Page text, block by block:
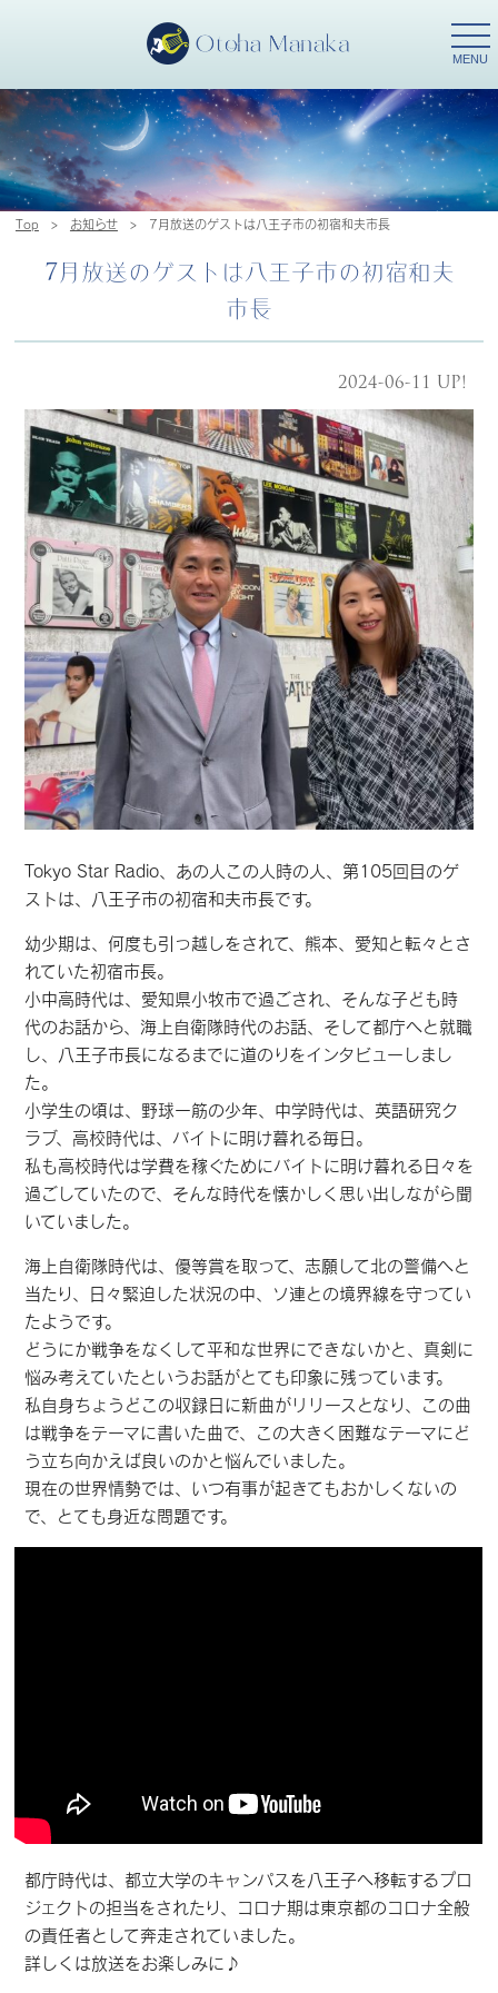
MENU
Top > お知らせ > 7月放送のゲストは八王子市の初宿和夫市長
7月放送のゲストは八王子市の初宿和夫
市長
2024-06-11 UP!
Tokyo Star Radio、あの人この人時の人、第105回目のゲ
ストは、八王子市の初宿和夫市長です。
幼少期は、何度も引っ越しをされて、熊本、愛知と転々とさ
れていた初宿市長。
小中高時代は、愛知県小牧市で過ごされ、そんな子ども時
代のお話から、海上自衛隊時代のお話、そして都庁へと就職
し、八王子市長になるまでに道のりをインタビューしまし
た。
小学生の頃は、野球一筋の少年、中学時代は、英語研究ク
ラブ、高校時代は、バイトに明け暮れる毎日。
私も高校時代は学費を稼ぐためにバイトに明け暮れる日々を
過ごしていたので、そんな時代を懐かしく思い出しながら聞
いていました。
海上自衛隊時代は、優等賞を取って、志願して北の警備へと
当たり、日々緊迫した状況の中、ソ連との境界線を守ってい
たようです。
どうにか戦争をなくして平和な世界にできないかと、真剣に
悩み考えていたというお話がとても印象に残っています。
私自身ちょうどこの収録日に新曲がリリースとなり、この曲
は戦争をテーマに書いた曲で、この大きく困難なテーマにど
う立ち向かえば良いのかと悩んでいました。
現在の世界情勢では、いつ有事が起きてもおかしくないの
で、とても身近な問題です。
都庁時代は、都立大学のキャンパスを八王子へ移転するプロ
ジェクトの担当をされたり、コロナ期は東京都のコロナ全般
の責任者として奔走されていました。
詳しくは放送をお楽しみに♪